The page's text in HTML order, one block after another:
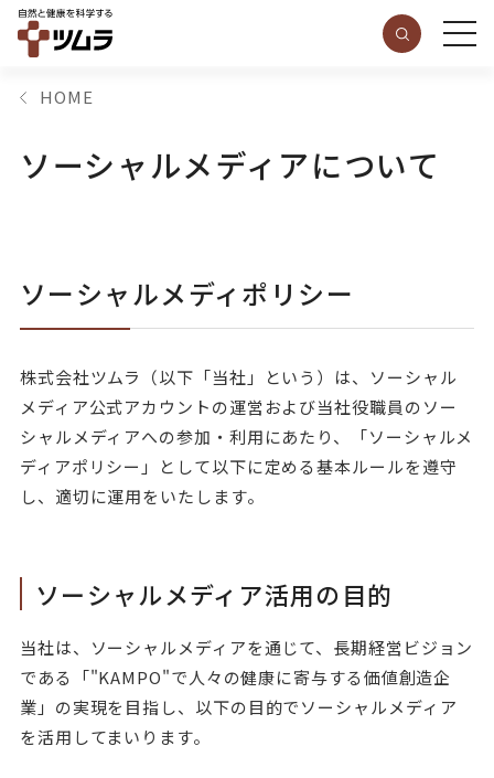
HOME
ソーシャルメディアについて
ソーシャルメディポリシー
株式会社ツムラ（以下「当社」という）は、ソーシャル
メディア公式アカウントの運営および当社役職員のソー
シャルメディアへの参加・利用にあたり、「ソーシャルメ
ディアポリシー」として以下に定める基本ルールを遵守
し、適切に運用をいたします。
ソーシャルメディア活用の目的
当社は、ソーシャルメディアを通じて、長期経営ビジョン
である「"KAMPO"で人々の健康に寄与する価値創造企
業」の実現を目指し、以下の目的でソーシャルメディア
を活用してまいります。